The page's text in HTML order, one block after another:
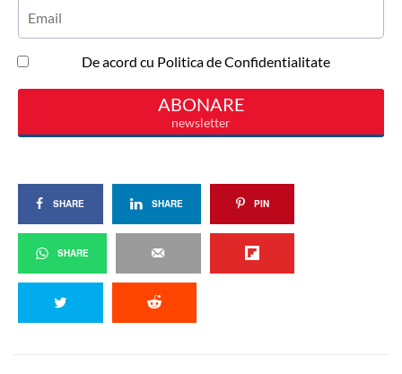
SHARE SHARE PIN
SHARE